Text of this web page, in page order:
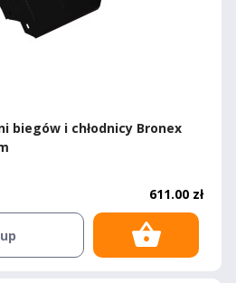
biegów i chłodnicy Bronex
611.00 zł